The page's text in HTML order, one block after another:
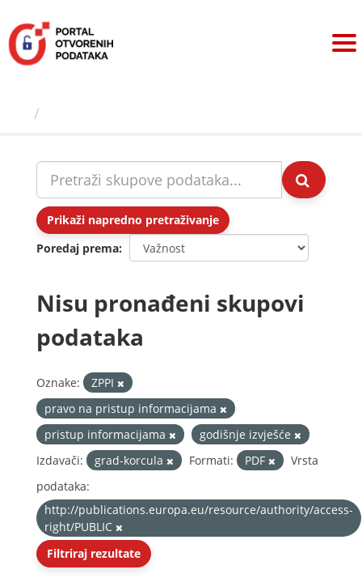
sadržaj
Prikaži napredno pretraživanje
Poredaj prema
Nisu pronađeni skupovi
podataka
Oznake:
ZPPI
pravo na pristup informacijama
pristup informacijama
godišnje izvješće
Izdavači:
grad-korcula Formati: PDF
Vrsta
podataka:
http://publications.europa.eu/resource/authority/access-
right/PUBLIC
Filtriraj rezultate